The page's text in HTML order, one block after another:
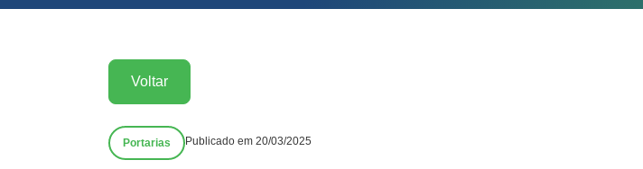
Voltar
Portarias Publicado em 20/03/2025